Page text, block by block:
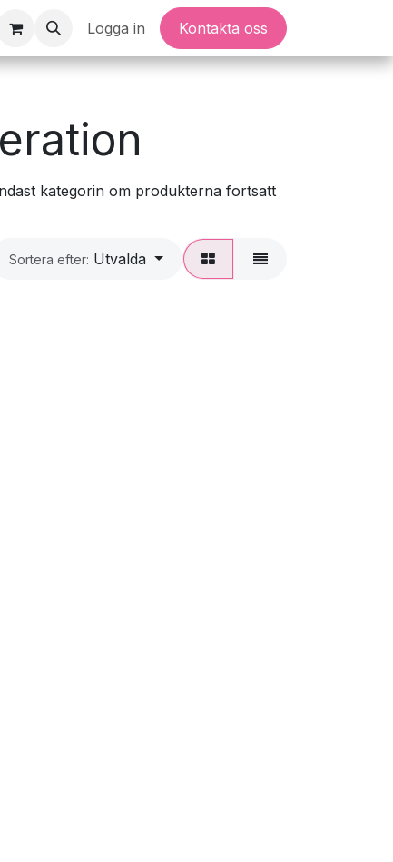
Logga in Kontakta oss
kategorin om produkterna fortsatt
Sortera efter: Utvalda